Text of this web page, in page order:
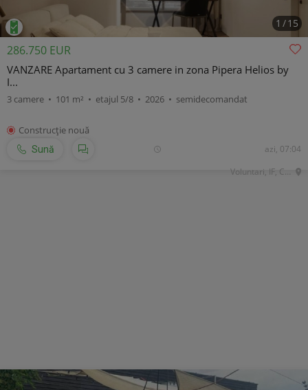
1 /15
286.750 EUR
VANZARE Apartament cu 3 camere in zona Pipera Helios by
I...
3 camere • 101 m² • etajul 5/8 • 2026 • semidecomandat
Construcţie nouă
Sună
azi, 07:04
Voluntari, IF, Central